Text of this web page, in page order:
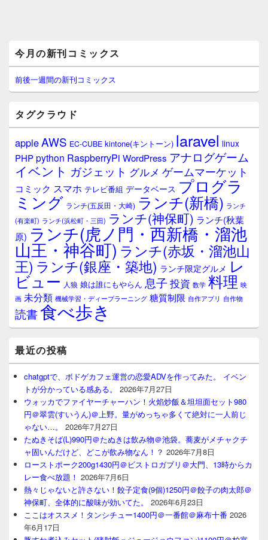
イ
ン
サ
イ
ウ
ィ
ジ
ェ
ア
今月の新刊コミックス
前後一週間の新刊コミックス
タグクラウド
appleAWS EC-CUBE kintone(キントーン) laravel linux
PHPpython RaspberryPi WordPress アナログゲーム
イベント ガジェット グルメ ゲームマーケット
コミック スマホ テレビ番組 データベース プログラ
ミング ランチ(五反田・大崎) ランチ(新橋) ランチ
(有楽町) ランチ(浜松町・三田) ランチ(神保町) ランチ(秋葉
原) ランチ(虎ノ門・西新橋・溜池
山王・神谷町) ランチ(赤坂・溜池山
王) ランチ(銀座・築地) ランチ限定グルメ レ
ビュー 人狼 娘は誰にもやらん 息子 投資 数学 料理 映
画 未分類 機械学習・ディープラーニング 糖質制限 自作アプリ 自作物
読書食べ歩き
最近の投稿
chatgptで、ボドゲカフェ運営の恋愛ADVを作ってみた。 イベン
トが分かっている感ある。
2026年7月27日
ウォッカでファイヤーチャーハン！火焰炒飯＆坦坦面セット980
円＠翠雲(すいうん)＠上野。量がめっちゃ多くて絶対に一人前じ
ゃない…。
2026年7月27日
たぬきそば(L)990円＠たぬきは飲み物＠池袋。蕎麦がメチャクチ
ャ固いんだけど、どこが飲み物なん！？ 2026年7月8日
ローストポーク200g1430円＠ビストロガブリ＠大門、13時からカ
レー食べ放題！ 2026年7月6日
熱々じゃないと許さない！餃子定食(9個)1250円＠餃子の肉太郎＠
神保町、全体的に酸味が効いてた。
2026年6月23日
ここはオススメ！タンシチュー1400円＠一番館＠麻布十番 2026
年6月17日